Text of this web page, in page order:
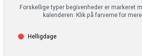
Forskellige typer begivenheder er markeret
kalenderen. Klik på farverne for
Helligdage